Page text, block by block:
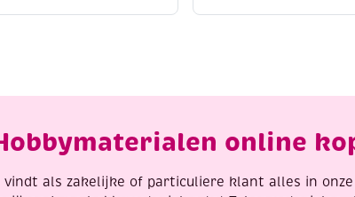
online
vindt als zakelijke of particuliere klant alles in